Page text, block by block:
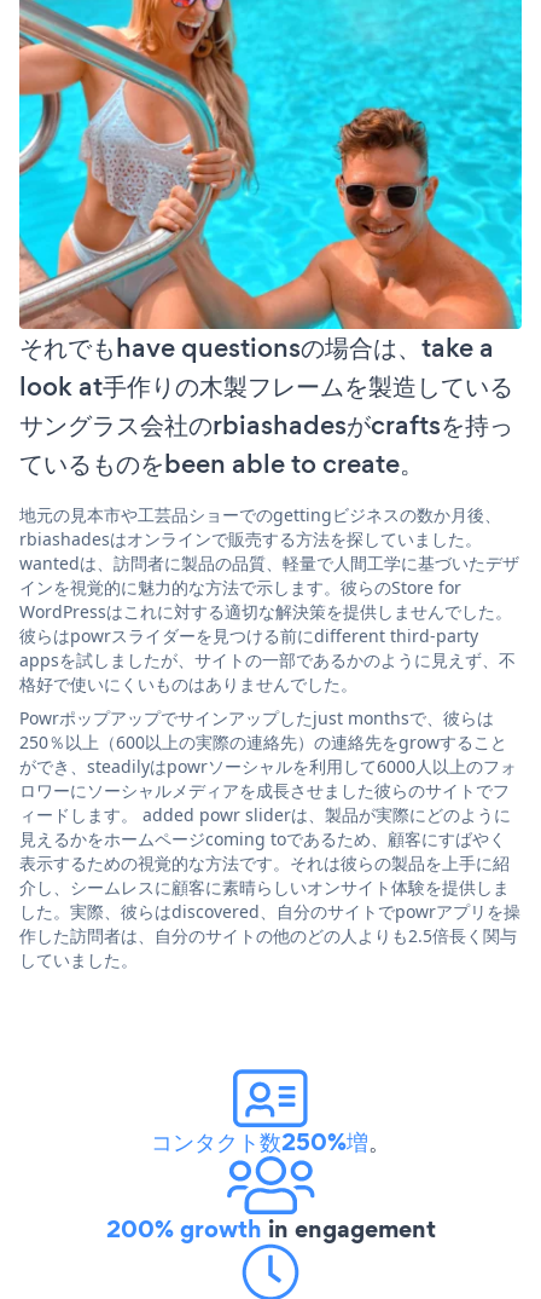
それでもhave questionsの場合は、take a
look at手作りの木製フレームを製造している
サングラス会社のrbiashadesがcraftsを持っ
ているものをbeen able to create。
地元の見本市や工芸品ショーでのgettingビジネスの数か月後、
rbiashadesはオンラインで販売する方法を探していました。
wantedは、訪問者に製品の品質、軽量で人間工学に基づいたデザ
インを視覚的に魅力的な方法で示します。彼らのStore for
WordPressはこれに対する適切な解決策を提供しませんでした。
彼らはpowrスライダーを見つける前にdifferent third-party
appsを試しましたが、サイトの一部であるかのように見えず、不
格好で使いにくいものはありませんでした。
Powrポップアップでサインアップしたjust monthsで、彼らは
250％以上（600以上の実際の連絡先）の連絡先をgrowすること
ができ、steadilyはpowrソーシャルを利用して6000人以上のフォ
ロワーにソーシャルメディアを成長させました彼らのサイトでフ
ィードします。 added powr sliderは、製品が実際にどのように
見えるかをホームページcoming toであるため、顧客にすばやく
表示するための視覚的な方法です。それは彼らの製品を上手に紹
介し、シームレスに顧客に素晴らしいオンサイト体験を提供しま
した。実際、彼らはdiscovered、自分のサイトでpowrアプリを操
作した訪問者は、自分のサイトの他のどの人よりも2.5倍長く関与
していました。
コンタクト数250%増。
200% growth in engagement